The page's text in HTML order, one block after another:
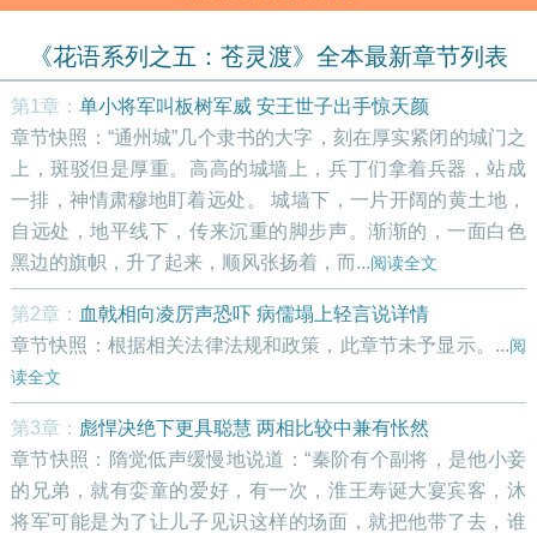
《花语系列之五：苍灵渡》全本最新章节列表
第1章： 单小将军叫板树军威 安王世子出手惊天颜
章节快照：“通州城”几个隶书的大字，刻在厚实紧闭的城门之
上，斑驳但是厚重。高高的城墙上，兵丁们拿着兵器，站成
一排，神情肃穆地盯着远处。 城墙下，一片开阔的黄土地，
自远处，地平线下，传来沉重的脚步声。渐渐的，一面白色
黑边的旗帜，升了起来，顺风张扬着，而...阅读全文
第2章： 血戟相向凌厉声恐吓 病儒塌上轻言说详情
章节快照：根据相关法律法规和政策，此章节未予显示。...阅
读全文
第3章： 彪悍决绝下更具聪慧 两相比较中兼有怅然
章节快照：隋觉低声缓慢地说道：“秦阶有个副将，是他小妾
的兄弟，就有娈童的爱好，有一次，淮王寿诞大宴宾客，沐
将军可能是为了让儿子见识这样的场面，就把他带了去，谁